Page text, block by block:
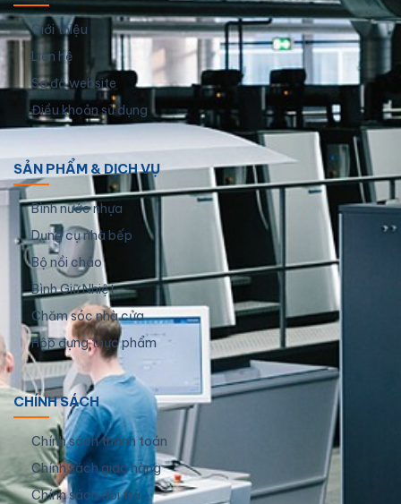
Giới thiệu
Liên hệ
Sơ đồ website
Điều khoản sử dụng
SẢN PHẨM & DỊCH VỤ
Bình nước nhựa
Dụng cụ nhà bếp
Bộ nồi chảo
Bình Giữ Nhiệt
Chăm sóc nhà cửa
Hộp đựng thực phẩm
CHÍNH SÁCH
Chính sách thanh toán
Chính sách giao hàng
Chính sách đổi trả